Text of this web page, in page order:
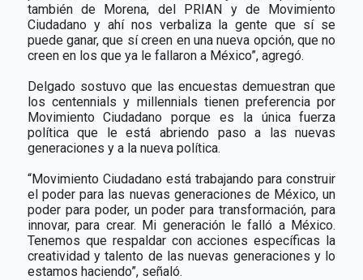
también de Morena, del PRIAN y de Movimiento
Ciudadano y ahí nos verbaliza la gente que sí se
puede ganar, que sí creen en una nueva opción, que no
creen en los que ya le fallaron a México”, agregó.
Delgado sostuvo que las encuestas demuestran que
los centennials y millennials tienen preferencia por
Movimiento Ciudadano porque es la única fuerza
política que le está abriendo paso a las nuevas
generaciones y a la nueva política.
“Movimiento Ciudadano está trabajando para construir
el poder para las nuevas generaciones de México, un
poder para poder, un poder para transformación, para
innovar, para crear. Mi generación le falló a México.
Tenemos que respaldar con acciones específicas la
creatividad y talento de las nuevas generaciones y lo
estamos haciendo”, señaló.